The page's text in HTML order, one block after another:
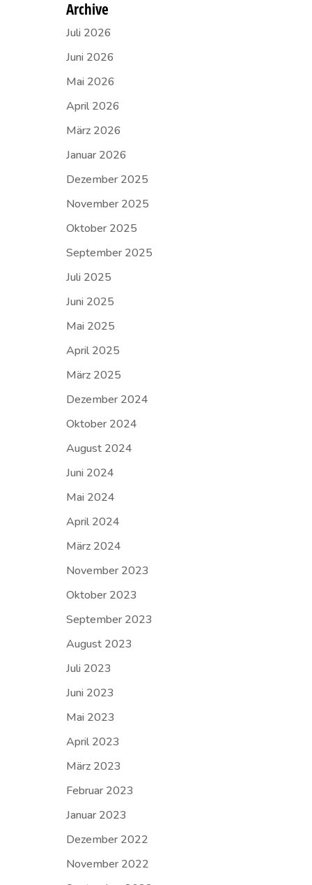
Archive
Juli 2026
Juni 2026
Mai 2026
April 2026
März 2026
Januar 2026
Dezember 2025
November 2025
Oktober 2025
September 2025
Juli 2025
Juni 2025
Mai 2025
April 2025
März 2025
Dezember 2024
Oktober 2024
August 2024
Juni 2024
Mai 2024
April 2024
März 2024
November 2023
Oktober 2023
September 2023
August 2023
Juli 2023
Juni 2023
Mai 2023
April 2023
März 2023
Februar 2023
Januar 2023
Dezember 2022
November 2022